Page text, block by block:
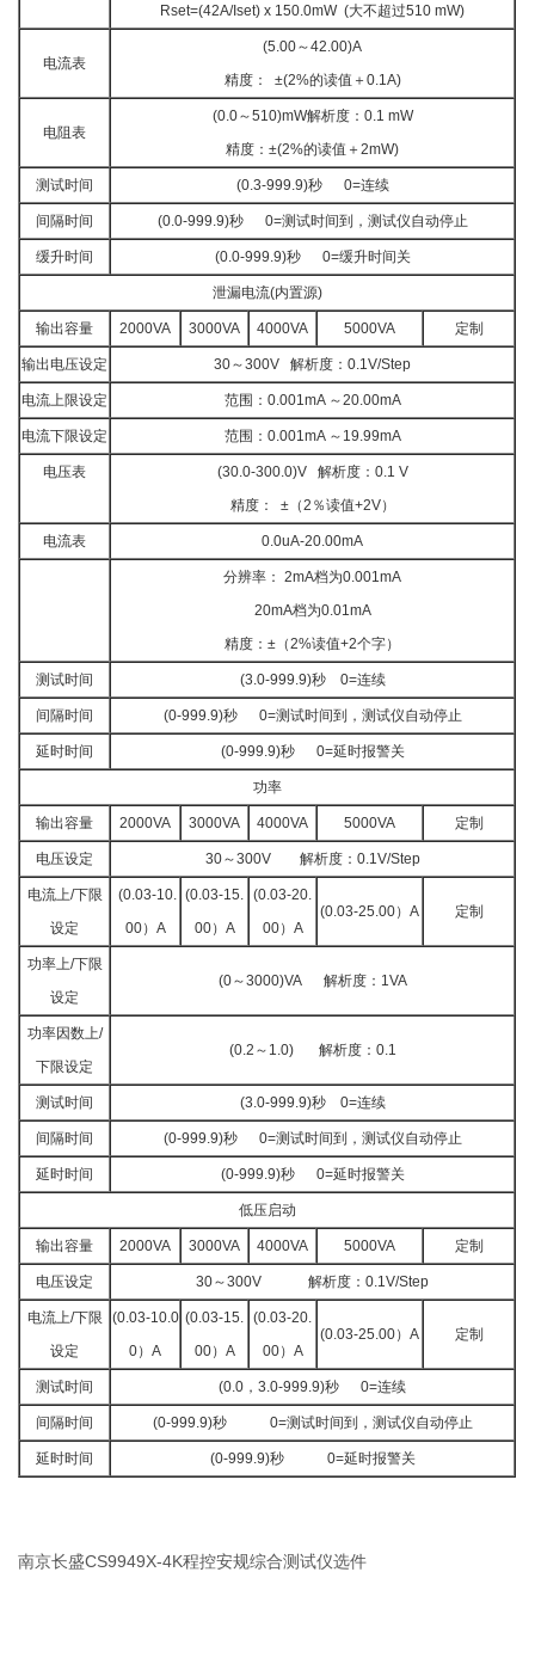
Rset=(42A/Iset) x 150.0mW (大不超过510 mW)
电流表
(5.00～42.00)A
精度： ±(2%的读值＋0.1A)
电阻表
(0.0～510)mW解析度：0.1 mW
精度：±(2%的读值＋2mW)
测试时间 (0.3-999.9)秒 0=连续
间隔时间 (0.0-999.9)秒 0=测试时间到，测试仪自动停止
缓升时间 (0.0-999.9)秒 0=缓升时间关
泄漏电流(内置源)
输出容量 2000VA 3000VA 4000VA 5000VA 定制
输出电压设定 30～300V 解析度：0.1V/Step
电流上限设定 范围：0.001mA ～20.00mA
电流下限设定 范围：0.001mA ～19.99mA
电压表
(30.0-300.0)V 解析度：0.1 V
精度： ±（2％读值+2V）
电流表 0.0uA-20.00mA
分辨率： 2mA档为0.001mA
20mA档为0.01mA
精度：±（2%读值+2个字）
测试时间 (3.0-999.9)秒 0=连续
间隔时间 (0-999.9)秒 0=测试时间到，测试仪自动停止
延时时间 (0-999.9)秒 0=延时报警关
功率
输出容量 2000VA 3000VA 4000VA 5000VA 定制
电压设定 30～300V 解析度：0.1V/Step
电流上/下限
设定
(0.03-10.
00）A
(0.03-15.
00）A
(0.03-20.
00）A
(0.03-25.00）A 定制
功率上/下限
设定
(0～3000)VA 解析度：1VA
功率因数上/
下限设定
(0.2～1.0) 解析度：0.1
测试时间 (3.0-999.9)秒 0=连续
间隔时间 (0-999.9)秒 0=测试时间到，测试仪自动停止
延时时间 (0-999.9)秒 0=延时报警关
低压启动
输出容量 2000VA 3000VA 4000VA 5000VA 定制
电压设定 30～300V 解析度：0.1V/Step
电流上/下限
设定
(0.03-10.0
0）A
(0.03-15.
00）A
(0.03-20.
00）A
(0.03-25.00）A 定制
测试时间 (0.0，3.0-999.9)秒 0=连续
间隔时间 (0-999.9)秒 0=测试时间到，测试仪自动停止
延时时间 (0-999.9)秒 0=延时报警关
南京长盛CS9949X-4K程控安规综合测试仪选件